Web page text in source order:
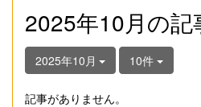
2025年10月の記
2025年10月 10件
記事がありません。